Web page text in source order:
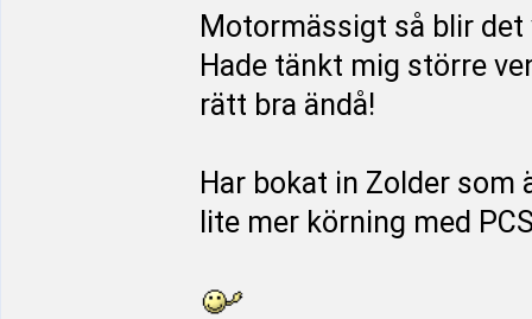
Motormässigt så blir
Hade tänkt mig större
rätt bra ändå!
Har bokat in Zolder som
lite mer körning med